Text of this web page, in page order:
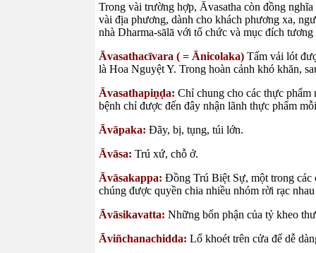
Trong vài trường hợp, Āvasatha còn đồng
vài địa phương, dành cho khách phương xa,
nhà Dharma-sālā với tổ chức và mục đích tương
Āvasathacīvara ( = Ānicolaka) Tấm vải lót
là Hoa Nguyệt Y. Trong hoàn cảnh khó khăn,
Āvasathapiṇḍa: Chỉ chung cho các thực
bệnh chỉ được đến đây nhận lãnh thực phẩm
Āvāpaka: Đãy, bị, tụng, túi lớn.
Āvāsa: Trú xứ, chỗ ở.
Āvāsakappa: Đồng Trú Biệt Sự, một trong các
chúng được quyền chia nhiều nhóm rời rạc
Āvāsikavatta: Những bổn phận của tỷ kheo
Āviñchanachidda: Lổ khoét trên cửa để dễ